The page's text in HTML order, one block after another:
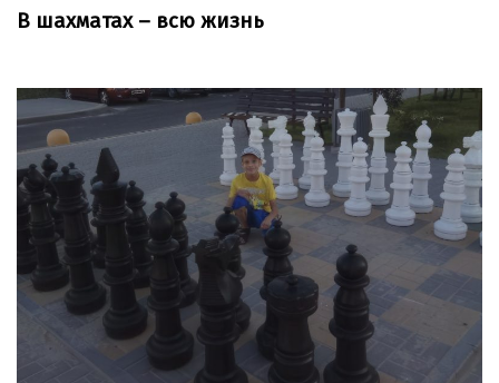
В шахматах – всю жизнь